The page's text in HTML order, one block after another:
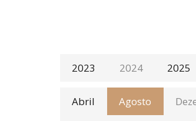
2023 2024 2025
Abril Agosto